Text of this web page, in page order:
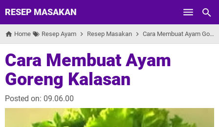
Skip to main content
RESEP MASAKAN
Home Resep Ayam Resep Masakan Cara Membuat Ayam Goreng Kalasan
Cara Membuat Ayam
Goreng Kalasan
Posted on: 09.06.00